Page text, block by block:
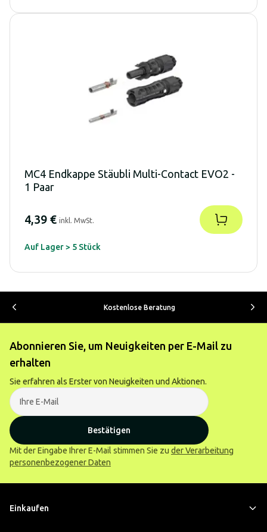
MC4 Endkappe Stäubli Multi-Contact EVO2 -
1 Paar
4,39 € inkl. MwSt.
Auf Lager > 5 Stück
Kostenlose Beratung
Abonnieren Sie, um Neuigkeiten per E-Mail zu
erhalten
Sie erfahren als Erster von Neuigkeiten und Aktionen.
Bestätigen
Mit der Eingabe Ihrer E-Mail stimmen Sie zu der Verarbeitung
personenbezogener Daten
Einkaufen